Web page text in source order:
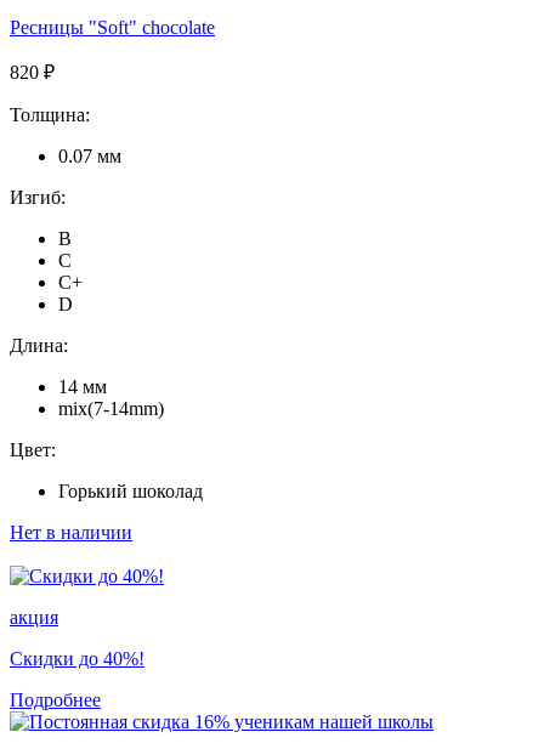
Ресницы "Soft" chocolate
820 ₽
Толщина:
0.07 мм
Изгиб:
B
C
C+
D
Длина:
14 мм
mix(7-14mm)
Цвет:
Горький шоколад
Нет в наличии
акция
Скидки до 40%!
Подробнее